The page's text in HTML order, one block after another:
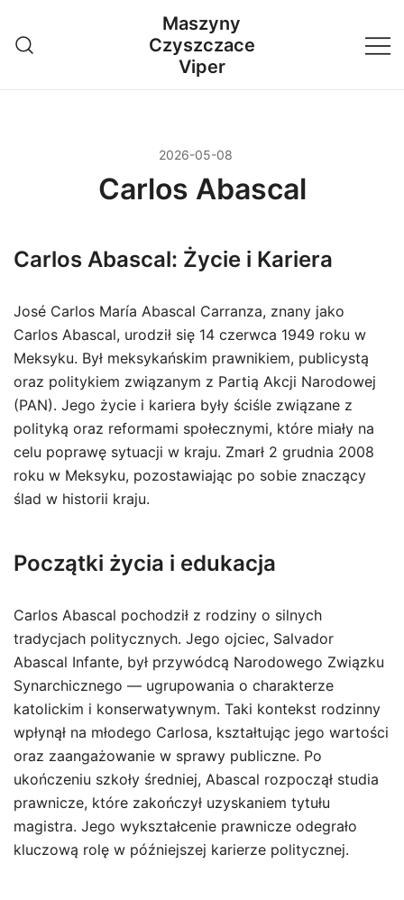
treści
Maszyny
Czyszczace
Viper
2026-05-08
Carlos Abascal
Carlos Abascal: Życie i Kariera
José Carlos María Abascal Carranza, znany jako
Carlos Abascal, urodził się 14 czerwca 1949 roku w
Meksyku. Był meksykańskim prawnikiem, publicystą
oraz politykiem związanym z Partią Akcji Narodowej
(PAN). Jego życie i kariera były ściśle związane z
polityką oraz reformami społecznymi, które miały na
celu poprawę sytuacji w kraju. Zmarł 2 grudnia 2008
roku w Meksyku, pozostawiając po sobie znaczący
ślad w historii kraju.
Początki życia i edukacja
Carlos Abascal pochodził z rodziny o silnych
tradycjach politycznych. Jego ojciec, Salvador
Abascal Infante, był przywódcą Narodowego Związku
Synarchicznego — ugrupowania o charakterze
katolickim i konserwatywnym. Taki kontekst rodzinny
wpłynął na młodego Carlosa, kształtując jego wartości
oraz zaangażowanie w sprawy publiczne. Po
ukończeniu szkoły średniej, Abascal rozpoczął studia
prawnicze, które zakończył uzyskaniem tytułu
magistra. Jego wykształcenie prawnicze odegrało
kluczową rolę w późniejszej karierze politycznej.